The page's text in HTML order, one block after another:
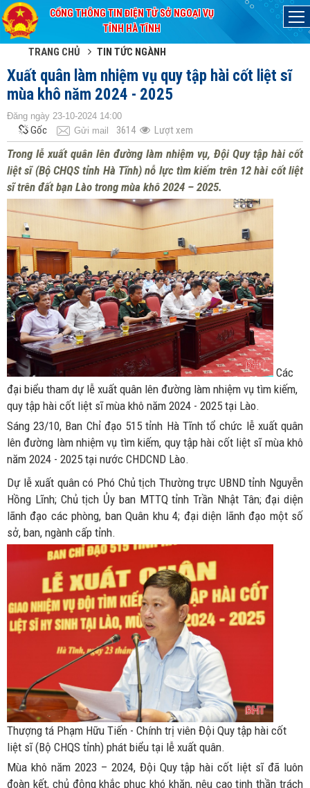
CỔNG THÔNG TIN ĐIỆN TỬ SỞ NGOẠI VỤ
TỈNH HÀ TĨNH
TRANG CHỦ TIN TỨC NGÀNH
Xuất quân làm nhiệm vụ quy tập hài cốt liệt sĩ
mùa khô năm 2024 - 2025
Đăng ngày 23-10-2024 14:00
Gốc Gửi mail 3614 Lượt xem
Trong lễ xuất quân lên đường làm nhiệm vụ, Đội Quy tập hài cốt
liệt sĩ (Bộ CHQS tỉnh Hà Tĩnh) nỗ lực tìm kiếm trên 12 hài cốt liệt
sĩ trên đất bạn Lào trong mùa khô 2024 – 2025.
Các
đại biểu tham dự lễ xuất quân lên đường làm nhiệm vụ tìm kiếm,
quy tập hài cốt liệt sĩ mùa khô năm 2024 - 2025 tại Lào.
Sáng 23/10, Ban Chỉ đạo 515 tỉnh Hà Tĩnh tổ chức lễ xuất quân
lên đường làm nhiệm vụ tìm kiếm, quy tập hài cốt liệt sĩ mùa khô
năm 2024 - 2025 tại nước CHDCND Lào.
Dự lễ xuất quân có Phó Chủ tịch Thường trực UBND tỉnh Nguyễn
Hồng Lĩnh; Chủ tịch Ủy ban MTTQ tỉnh Trần Nhật Tân; đại diện
lãnh đạo các phòng, ban Quân khu 4; đại diện lãnh đạo một số
sở, ban, ngành cấp tỉnh.
Thượng tá Phạm Hữu Tiến - Chính trị viên Đội Quy tập hài cốt
liệt sĩ (Bộ CHQS tỉnh) phát biểu tại lễ xuất quân.
Mùa khô năm 2023 – 2024, Đội Quy tập hài cốt liệt sĩ đã luôn
đoàn kết, chủ động khắc phục khó khăn, nêu cao tinh thần trách
Đã kết nối EMC